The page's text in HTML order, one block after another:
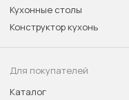
Кухонные столы
Конструктор кухонь
Для покупателей
Каталог